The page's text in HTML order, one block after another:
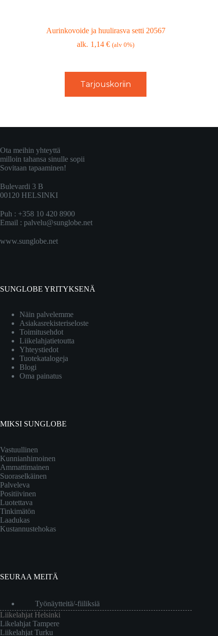
Aurinkovoide ja huulirasva setti 20567
1,14€ (alv 0%)
Tarjouskoriin
Ota meihin yhteyttä
milloin tahansa sinulle sopii
Sovitaan tapaaminen!
Bulevardi 3 B
00120 HELSINKI
Puh : +358 10 420 8900
Email : palvelu@sunglobe.net
www.sunglobe.net
SUNGLOBE YRITYKSENÄ
Näin palvelemme
Asiakasrekisteriseloste
Toimitusehdot
Liikelahjatietoutta
Yhteystiedot
Tuotekatalogeja
Blogi
Oma painatus
MIKSI SUNGLOBE
Vastuullinen
Kunnianhimoinen
Ammattimainen
Suoraselkäinen
Palveleva
Positiivinen
Luotettava
Tinkimätön
Laadukas
Kustannustehokas
SEURAA MEITÄ
Työnäytteitä/-fiiliksiä
Liikelahjat Helsinki
Likelahjat Tampere
Liikelahjat Turku